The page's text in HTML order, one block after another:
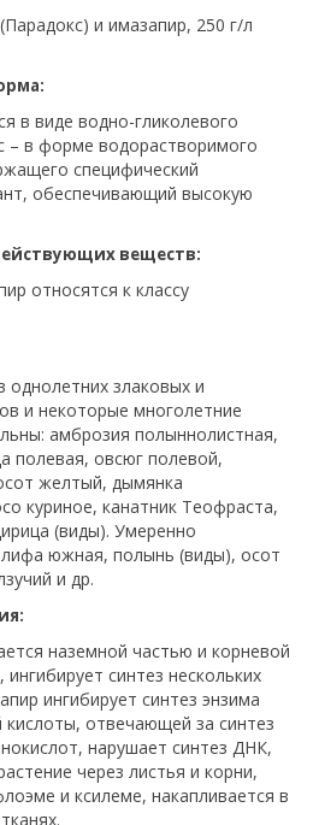
и имазапир, 250 г/л
в виде водно-гликолевого
– в форме водорастворимого
специфический
обеспечивающий высокую
веществ:
относятся к классу
злаковых и
и некоторые многолетние
амброзия полыннолистная,
полевая, овсюг полевой,
желтый, дымянка
куриное, канатник Теофраста,
(виды). Умеренно
южная, полынь (виды), осот
и др.
наземной частью и корневой
синтез нескольких
ингибирует синтез энзима
кислоты, отвечающей за синтез
нарушает синтез ДНК,
через листья и корни,
и ксилеме, накапливается в